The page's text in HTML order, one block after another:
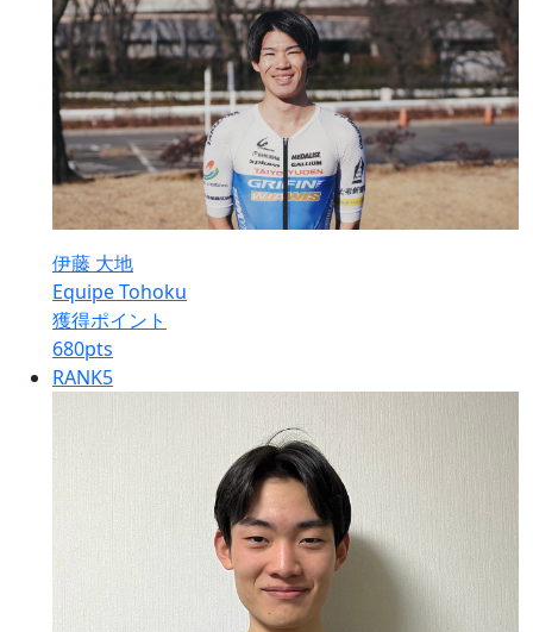
伊藤 大地
Equipe Tohoku
獲得ポイント
680pts
RANK5